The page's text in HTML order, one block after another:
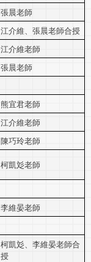
張晨老師
江介維、張晨老師合授
江介維老師
張晨老師
熊宜君老師
江介維老師
陳巧玲老師
柯凱彣老師
李維晏老師
柯凱彣、李維晏老師合
授